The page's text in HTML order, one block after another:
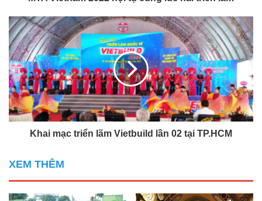
Khai mạc triển lãm Vietbuild lần 02 tại TP.HCM
XEM THÊM